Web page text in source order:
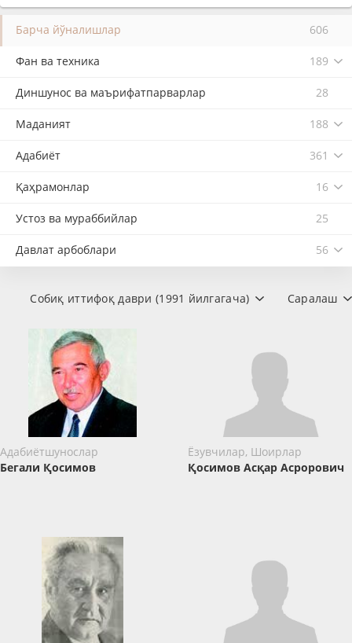
Барча йўналишлар 606
Фан ва техника 189
Диншунос ва маърифатпарварлар 28
Маданият 188
Адабиёт 361
Қаҳрамонлар 16
Устоз ва мураббийлар 25
Давлат арбоблари 56
Саралаш
Собиқ иттифоқ даври (1991 йилгагача)
Адабиётшунослар
Бегали Қосимов
Ёзувчилар, Шоирлар
Қосимов Асқар Асрорович